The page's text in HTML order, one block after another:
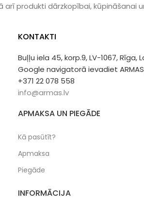
arī produkti dārzkopībai, kūpināšanai
KONTAKTI
Buļļu iela 45, korp.9, LV-1067, Rīga,
Google navigatorā ievadiet
+371 22 078 558
info@armas.lv
APMAKSA UN PIEGĀDE
Kā pasūtīt?
Apmaksa
Piegāde
INFORMĀCIJA